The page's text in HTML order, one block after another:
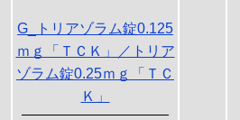
G_トリアゾラム錠0.125
ｍｇ「ＴＣＫ」／トリア
ゾラム錠0.25ｍｇ「ＴＣ
Ｋ」